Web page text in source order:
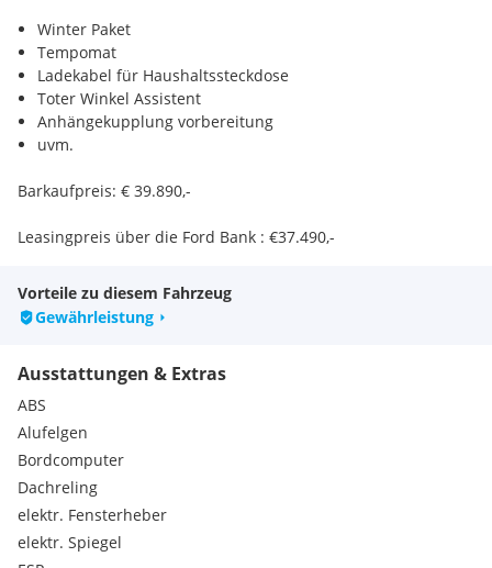
Winter Paket
Tempomat
Ladekabel für Haushaltssteckdose
Toter Winkel Assistent
Anhängekupplung vorbereitung
uvm.
Barkaufpreis: € 39.890,-
Leasingpreis über die Ford Bank : €37.490,-
Alle Angaben ohne Gewähr , für Eingabefehler wird nicht
gehaftet
Herr Michael Rienesl 0732 674628-17
Herr Michael Stelzmüller
Herr Franz Geistberger 0732 674628-26
Serienausstattungen:
Müdigkeitswarner
LED-Rückleuchten
12-Volt-Anschluss im Gepäckraum
Vorteile zu diesem Fahrzeug
Gewährleistung
Ausstattungen & Extras
ABS
Alufelgen
Bordcomputer
Dachreling
elektr. Fensterheber
elektr. Spiegel